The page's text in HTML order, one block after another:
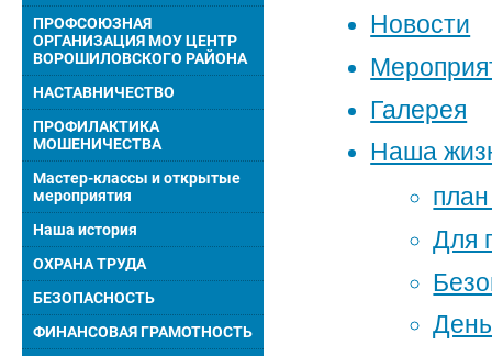
ПРОФСОЮЗНАЯ
ОРГАНИЗАЦИЯ МОУ ЦЕНТР
ВОРОШИЛОВСКОГО РАЙОНА
НАСТАВНИЧЕСТВО
ПРОФИЛАКТИКА
МОШЕНИЧЕСТВА
Мастер-классы и открытые
мероприятия
Наша история
ОХРАНА ТРУДА
БЕЗОПАСНОСТЬ
ФИНАНСОВАЯ ГРАМОТНОСТЬ
Новости
Галерея
Наша
Для